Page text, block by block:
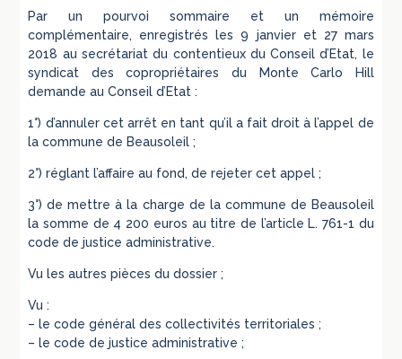
Par un pourvoi sommaire et un mémoire
complémentaire, enregistrés les 9 janvier et 27 mars
2018 au secrétariat du contentieux du Conseil d’Etat, le
syndicat des copropriétaires du Monte Carlo Hill
demande au Conseil d’Etat :
1°) d’annuler cet arrêt en tant qu’il a fait droit à l’appel de
la commune de Beausoleil ;
2°) réglant l’affaire au fond, de rejeter cet appel ;
3°) de mettre à la charge de la commune de Beausoleil
la somme de 4 200 euros au titre de l’article L. 761-1 du
code de justice administrative.
Vu les autres pièces du dossier ;
Vu :
– le code général des collectivités territoriales ;
– le code de justice administrative ;